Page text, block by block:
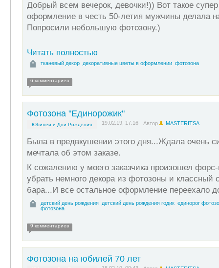
Добрый всем вечерок, девочки!)) Вот такое
оформление в честь 50-летия мужчины делала
Попросили небольшую фотозону.)
Читать полностью
тканевый декор декоративные цветы в оформлении фотозона
6 комментариев
Фотозона "Единорожик"
Юбилеи и Дни Рождения 19.02.19, 17:16 Автор MASTERITSA
Была в предвкушении этого дня...Ждала очень
мечтала об этом заказе.
К сожалению у моего заказчика произошел
убрать немного декора из фотозоны и классный
бара...И все остальное оформление переехало
детский день рождения детский день рождения годик единорог
фотозона
9 комментариев
Фотозона на юбилей 70 лет